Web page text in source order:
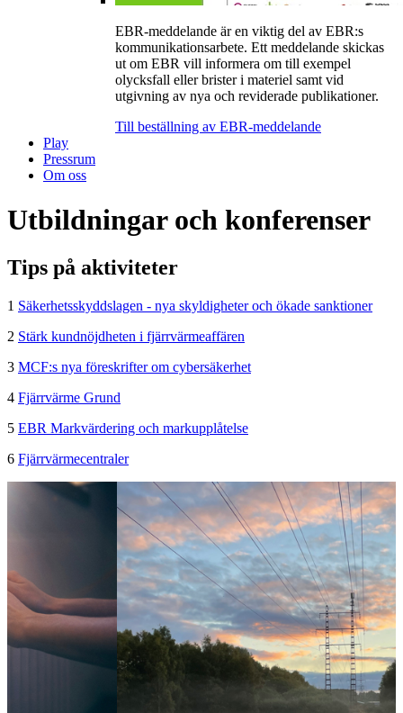
EBR-meddelande är en viktig del av EBR:s
kommunikationsarbete. Ett meddelande skickas
ut om EBR vill informera om till exempel
olycksfall eller brister i materiel samt vid
utgivning av nya och reviderade publikationer.
Till beställning av EBR-meddelande
Play
Pressrum
Om oss
Utbildningar och konferenser
Tips på aktiviteter
1 Säkerhetsskyddslagen - nya skyldigheter och ökade sanktioner
2 Stärk kundnöjdheten i fjärrvärmeaffären
3 MCF:s nya föreskrifter om cybersäkerhet
4 Fjärrvärme Grund
5 EBR Markvärdering och markupplåtelse
6 Fjärrvärmecentraler